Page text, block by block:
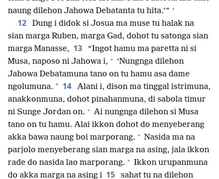
naung dilehon Jahowa Debatanta tu hita.’” +
12
Dung i didok si Josua ma muse tu halak na
sian marga Ruben, marga Gad, dohot tu satonga sian
marga Manasse, 13
“Ingot hamu ma paretta ni si
Musa, naposo ni Jahowa i, + ‘Nungnga dilehon
Jahowa Debatamuna tano on tu hamu asa dame
ngolumuna. * 14
Alani i, dison ma tinggal istrimuna,
anakkonmuna, dohot pinahanmuna, di sabola timur
ni Sunge Jordan on. + Ai nungnga dilehon si Musa
tano on tu hamu. Alai ikkon dohot do menyeberang
akka bawa naung boi marporang. + Nasida ma na
parjolo menyeberang sian marga na asing, jala ikkon
rade do nasida lao marporang. + Ikkon urupanmuna
do akka marga na asing i 15
sahat tu na dilehon